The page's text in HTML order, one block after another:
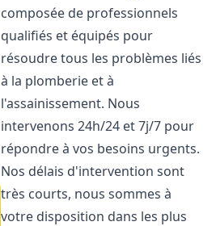
composée de professionnels
qualifiés et équipés pour
résoudre tous les problèmes liés
à la plomberie et à
l'assainissement. Nous
intervenons 24h/24 et 7j/7 pour
répondre à vos besoins urgents.
Nos délais d'intervention sont
très courts, nous sommes à
votre disposition dans les plus